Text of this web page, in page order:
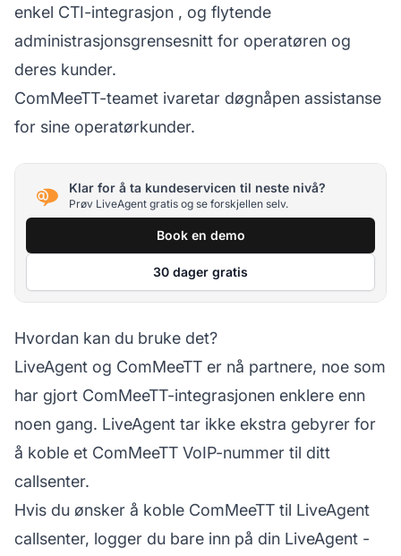
enkel CTI-integrasjon , og flytende
administrasjonsgrensesnitt for operatøren og
deres kunder.
ComMeeTT-teamet ivaretar døgnåpen assistanse
for sine operatørkunder.
Klar for å ta kundeservicen til neste nivå?
Prøv LiveAgent gratis og se forskjellen selv.
Book en demo
30 dager gratis
Hvordan kan du bruke det?
LiveAgent og ComMeeTT er nå partnere, noe som
har gjort ComMeeTT-integrasjonen enklere enn
noen gang. LiveAgent tar ikke ekstra gebyrer for
å koble et ComMeeTT VoIP-nummer til ditt
callsenter.
Hvis du ønsker å koble ComMeeTT til LiveAgent
callsenter, logger du bare inn på din LiveAgent -